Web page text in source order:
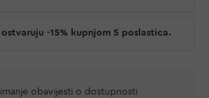
-15% kupnjom 5 poslastica.
obavijesti o dostupnosti